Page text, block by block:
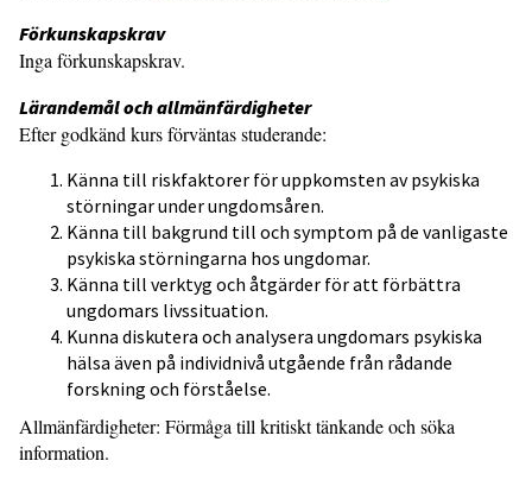
Förkunskapskrav
Inga förkunskapskrav.
Lärandemål och allmänfärdigheter
Efter godkänd kurs förväntas studerande:
Känna till riskfaktorer för uppkomsten av psykiska
störningar under ungdomsåren.
Känna till bakgrund till och symptom på de vanligaste
psykiska störningarna hos ungdomar.
Känna till verktyg och åtgärder för att förbättra
ungdomars livssituation.
Kunna diskutera och analysera ungdomars psykiska
hälsa även på individnivå utgående från rådande
forskning och förståelse.
Allmänfärdigheter: Förmåga till kritiskt tänkande och söka
information.